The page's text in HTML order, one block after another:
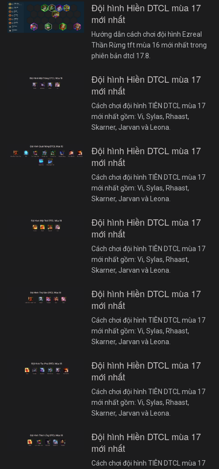
Đội hình Hiền DTCL mùa 17
mới nhất
Hướng dẫn cách chơi đội hình Ezreal
Thần Rừng tft mùa 16 mới nhất trong
phiên bản dtcl 17.8.
Đội hình Hiền DTCL mùa 17
mới nhất
Cách chơi đội hình TIÊN DTCL mùa 17
mới nhất gồm: Vi, Sylas, Rhaast,
Skarner, Jarvan và Leona.
Đội hình Hiền DTCL mùa 17
mới nhất
Cách chơi đội hình TIÊN DTCL mùa 17
mới nhất gồm: Vi, Sylas, Rhaast,
Skarner, Jarvan và Leona.
Đội hình Hiền DTCL mùa 17
mới nhất
Cách chơi đội hình TIÊN DTCL mùa 17
mới nhất gồm: Vi, Sylas, Rhaast,
Skarner, Jarvan và Leona.
Đội hình Hiền DTCL mùa 17
mới nhất
Cách chơi đội hình TIÊN DTCL mùa 17
mới nhất gồm: Vi, Sylas, Rhaast,
Skarner, Jarvan và Leona.
Đội hình Hiền DTCL mùa 17
mới nhất
Cách chơi đội hình TIÊN DTCL mùa 17
mới nhất gồm: Vi, Sylas, Rhaast,
Skarner, Jarvan và Leona.
Đội hình Hiền DTCL mùa 17
mới nhất
Cách chơi đội hình TIÊN DTCL mùa 17